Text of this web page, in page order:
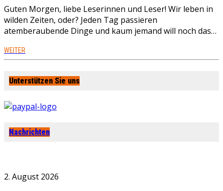
Guten Morgen, liebe Leserinnen und Leser! Wir leben in
wilden Zeiten, oder? Jeden Tag passieren
atemberaubende Dinge und kaum jemand will noch das…
WEITER
Unterstützen Sie uns
Nachrichten
2. August 2026